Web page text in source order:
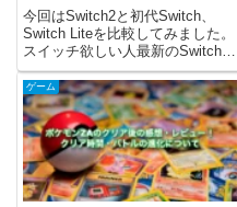
今回はSwitch2と初代Switch、
Switch Liteを比較してみました。
スイッチ欲しい人最新のSwitch2
が気になるけれど、初代Switchや
Switch Liteと何が違うの？スイッ
チ欲しい人価格差もあるし、自分
にはどのモデル...
ゲーム